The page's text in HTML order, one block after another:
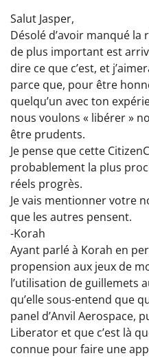
Salut Jasper,
Désolé d’avoir manqué
de plus important est
dire ce que c’est, et
parce que, pour être
quelqu’un avec ton
nous voulons « libérer »
être prudents.
Je pense que cette
probablement la plus
réels progrès.
Je vais mentionner votre
que les autres pensent.
-Korah
Ayant parlé à Korah en
propension aux jeux de
l’utilisation de guillemets
qu’elle sous-entend que
panel d’Anvil Aerospace,
Liberator et que c’est là
connue pour faire une